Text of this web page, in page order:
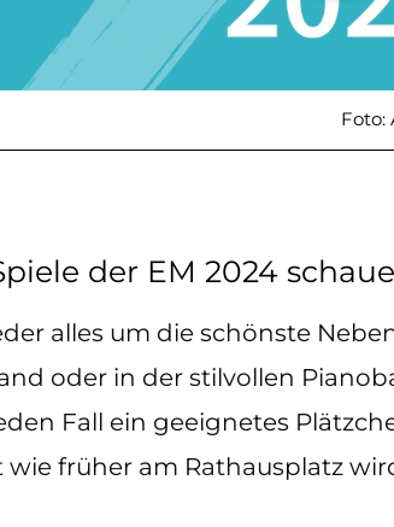
Foto:
der EM 2024
alles um die schönste
oder in der stilvollen
Fall ein geeignetes
früher am Rathausplatz